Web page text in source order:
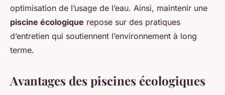
optimisation de l’usage de l’eau. Ainsi, maintenir une
piscine écologique repose sur des pratiques
d’entretien qui soutiennent l’environnement à long
terme.
Avantages des piscines écologiques